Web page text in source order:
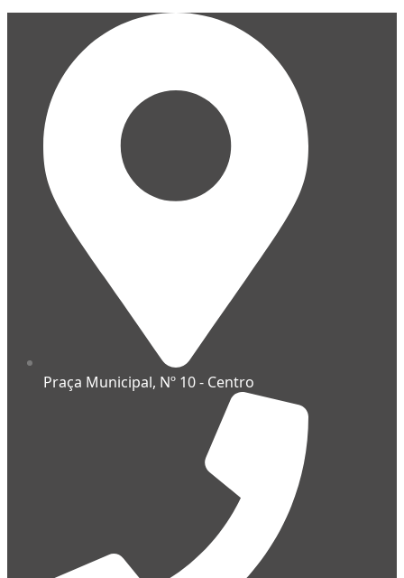
Praça Municipal, Nº 10 - Centro